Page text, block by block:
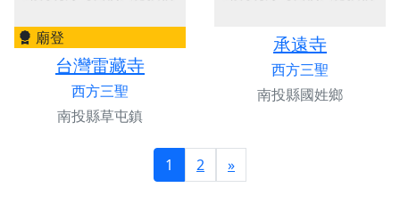
廟登
台灣雷藏寺
西方三聖
南投縣草屯鎮
承遠寺
西方三聖
南投縣國姓鄉
1 2 »